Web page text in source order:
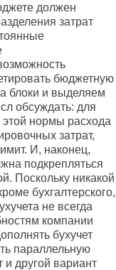
должен
затрат
бюджетную
блоки и выделяем
обсуждать: для
нормы расхода
затрат,
И, наконец,
подкрепляться
Поскольку никакой
бухгалтерского,
не всегда
компании
бухучет
параллельную
и другой вариант